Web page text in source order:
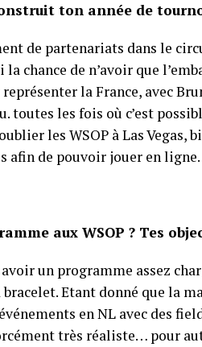
ton année de
de partenariats dans le
la chance de n’avoir que
la France, avec
toutes les fois où c’est
les WSOP à Las Vegas,
afin de pouvoir jouer en ligne.
aux WSOP ? Tes
un programme assez
bracelet. Etant donné que la
en NL avec des
très réaliste… pour